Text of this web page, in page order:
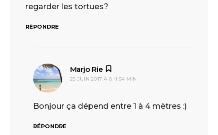
regarder les tortues?
RÉPONDRE
Marjo Rie
25 JUIN 2017 À 8 H 54 MIN
Bonjour ça dépend entre 1 à 4 mètres :)
RÉPONDRE